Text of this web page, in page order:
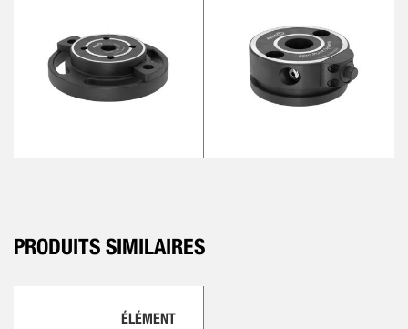
PRODUITS SIMILAIRES
ÉLÉMENT